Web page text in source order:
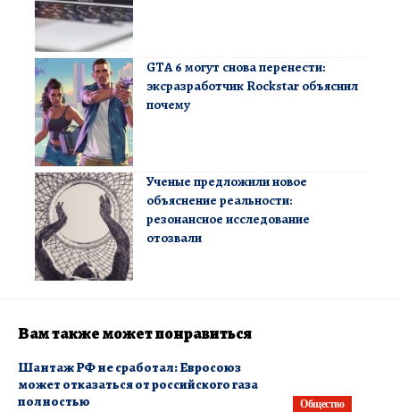
GTA 6 могут снова перенести:
эксразработчик Rockstar объяснил
почему
Ученые предложили новое
объяснение реальности:
резонансное исследование
отозвали
Вам также может понравиться
Общество
Шантаж РФ не сработал: Евросоюз
может отказаться от российского газа
полностью